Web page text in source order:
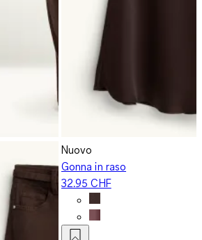
Nuovo
Gonna in raso
32.95 CHF